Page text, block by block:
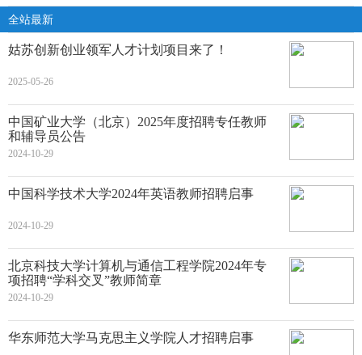
全站最新
姑苏创新创业领军人才计划项目来了！
2025-05-26
中国矿业大学（北京）2025年度招聘专任教师
和辅导员公告
2024-10-29
中国科学技术大学2024年英语教师招聘启事
2024-10-29
北京科技大学计算机与通信工程学院2024年专
项招聘“学科交叉”教师简章
2024-10-29
华东师范大学马克思主义学院人才招聘启事